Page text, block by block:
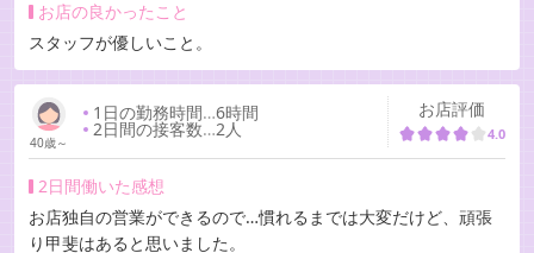
お店の良かったこと
スタッフが優しいこと。
40歳～
1日の勤務時間…6時間
2日間の接客数…2人
お店評価
4.0
2日間働いた感想
お店独自の営業ができるので…慣れるまでは大変だけど、頑張
り甲斐はあると思いました。